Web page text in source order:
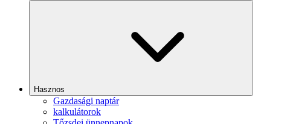
Hasznos
Gazdasági naptár
kalkulátorok